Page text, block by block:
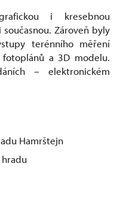
i kresebnou
Zároveň byly
terénního měření
a 3D modelu.
– elektronickém
Hamrštejn